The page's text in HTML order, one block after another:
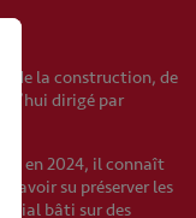
de la construction, de
dirigé par
en 2024, il connaît
su préserver les
bâti sur des